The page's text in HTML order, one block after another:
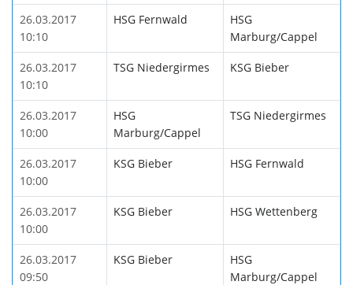
26.03.2017
10:10
HSG Fernwald
HSG
Marburg/Cappel
26.03.2017
10:10
TSG Niedergirmes KSG Bieber
26.03.2017
10:00
HSG
Marburg/Cappel
TSG Niedergirmes
26.03.2017
10:00
KSG Bieber HSG Fernwald
26.03.2017
10:00
KSG Bieber HSG Wettenberg
26.03.2017
09:50
KSG Bieber
HSG
Marburg/Cappel